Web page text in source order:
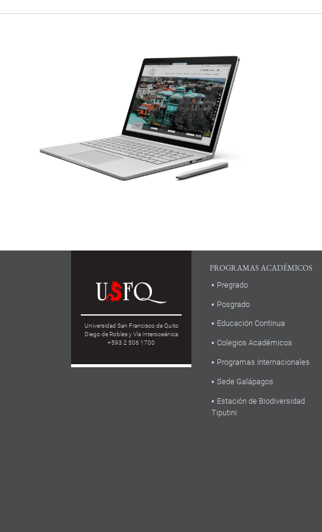
Universidad San Francisco de Quito
Diego de Robles y Vía Interoceánica
+593 2 506 1700
PROGRAMAS ACADÉMICOS
Pregrado
Posgrado
Educación Continua
Colegios Académicos
Programas Internacionales
Sede Galápagos
Estación de Biodiversidad
Tiputini